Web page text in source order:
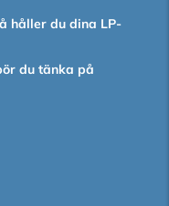
håller du dina LP-
du tänka på